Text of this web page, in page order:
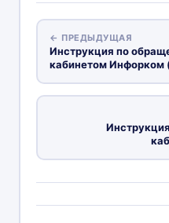
← ПРЕДЫДУЩАЯ
Инструкция по
кабинетом Инфорком